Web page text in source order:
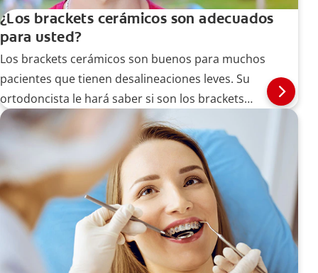
¿Los brackets cerámicos son adecuados
para usted?
Los brackets cerámicos son buenos para muchos
pacientes que tienen desalineaciones leves. Su
ortodoncista le hará saber si son los brackets
adecuados para usted después de examinar sus
dientes.